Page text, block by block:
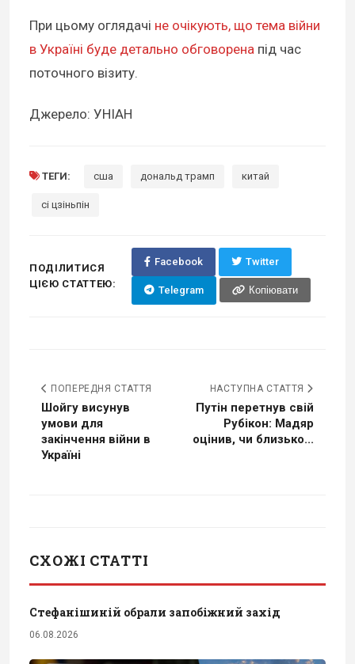
При цьому оглядачі не очікують, що тема війни
в Україні буде детально обговорена під час
поточного візиту.
Джерело: УНІАН
ТЕГИ: сша дональд трамп китай
сі цзіньпін
ПОДІЛИТИСЯ
ЦІЄЮ СТАТТЕЮ:
Facebook Twitter
Telegram Копіювати
ПОПЕРЕДНЯ СТАТТЯ
Шойгу висунув
умови для
закінчення війни в
Україні
НАСТУПНА СТАТТЯ
Путін перетнув свій
Рубікон: Мадяр
оцінив, чи близько...
СХОЖІ СТАТТІ
Стефанішиній обрали запобіжний захід
06.08.2026